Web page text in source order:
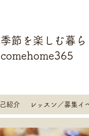
季節を楽しむ暮
comehome365
紹介 レッスン／募集イ